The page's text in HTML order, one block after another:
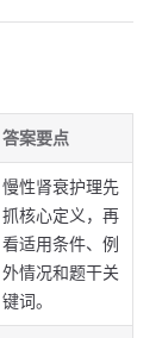
答案要点
慢性肾衰护理先
抓核心定义，再
看适用条件、例
外情况和题干关
键词。